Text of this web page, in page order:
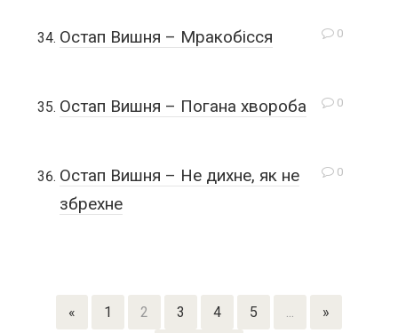
0
Остап Вишня – Мракобісся
0
Остап Вишня – Погана хвороба
0
Остап Вишня – Не дихне, як не
збрехне
« 1 2 3 4 5 ... »